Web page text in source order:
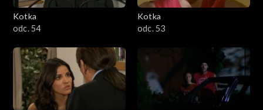
Kotka
odc. 54
Kotka
odc. 53